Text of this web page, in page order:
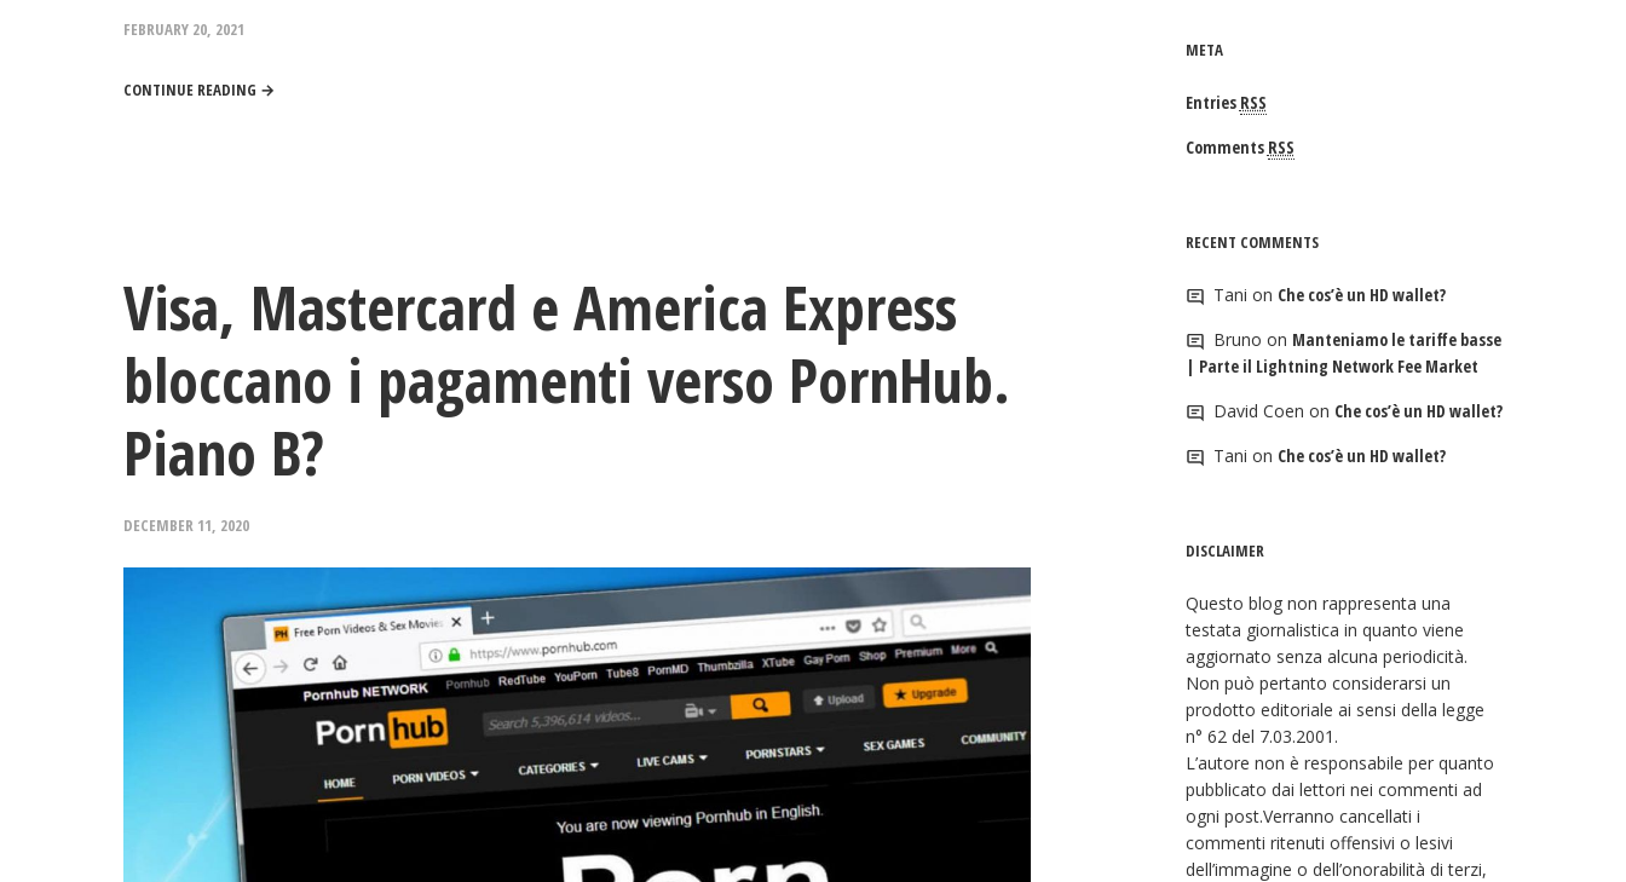
FEBRUARY 20, 2021
CONTINUE READING →
Visa, Mastercard e America Express
bloccano i pagamenti verso PornHub.
Piano B?
DECEMBER 11, 2020
META
Entries RSS
Comments RSS
RECENT COMMENTS
Tani on Che cos’è un HD wallet?
Bruno on Manteniamo le tariffe basse
| Parte il Lightning Network Fee Market
David Coen on Che cos’è un HD wallet?
Tani on Che cos’è un HD wallet?
DISCLAIMER
Questo blog non rappresenta una
testata giornalistica in quanto viene
aggiornato senza alcuna periodicità.
Non può pertanto considerarsi un
prodotto editoriale ai sensi della legge
n° 62 del 7.03.2001.
L’autore non è responsabile per quanto
pubblicato dai lettori nei commenti ad
ogni post.Verranno cancellati i
commenti ritenuti offensivi o lesivi
dell’immagine o dell’onorabilità di terzi,